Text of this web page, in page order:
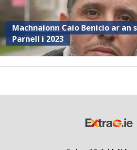
Machnaíonn Caio Benicio ar an
Parnell i 2023